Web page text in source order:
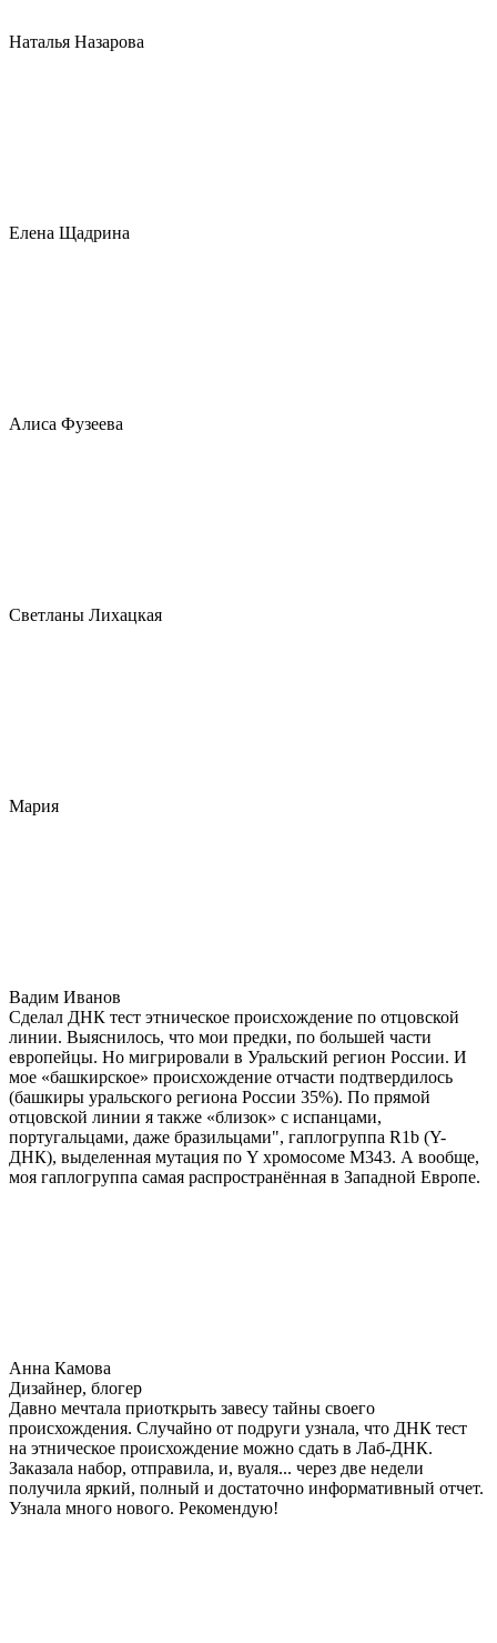
Наталья Назарова
Елена Щадрина
Алиса Фузеева
Светланы Лихацкая
Мария
Вадим Иванов
Сделал ДНК тест этническое происхождение по отцовской
линии. Выяснилось, что мои предки, по большей части
европейцы. Но мигрировали в Уральский регион России. И
мое «башкирское» происхождение отчасти подтвердилось
(башкиры уральского региона России 35%). По прямой
отцовской линии я также «близок» с испанцами,
португальцами, даже бразильцами", гаплогруппа R1b (Y-
ДНК), выделенная мутация по Y хромосоме М343. А вообще,
моя гаплогруппа самая распространённая в Западной Европе.
Анна Камова
Дизайнер, блогер
Давно мечтала приоткрыть завесу тайны своего
происхождения. Случайно от подруги узнала, что ДНК тест
на этническое происхождение можно сдать в Лаб-ДНК.
Заказала набор, отправила, и, вуаля... через две недели
получила яркий, полный и достаточно информативный отчет.
Узнала много нового. Рекомендую!